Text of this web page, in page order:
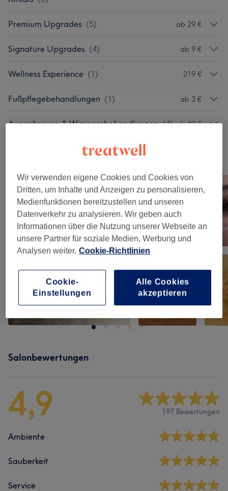
Premium Upgrades (5) ab 29 €
Signature Upgrades (4) ab 9 €
Wellness Experience (1) 219 €
Fußpflegebehandlungen (1) ab 3 €
Augenbrauen & Wimpernbehandlungen (4) ab 30 €
Salonbewertungen
4,9 197 Bewertungen
Ambiente
Sauberkeit
Service
Wir verwenden eigene Cookies und Cookies von
Dritten, um Inhalte und Anzeigen zu personalisieren,
Medienfunktionen bereitzustellen und unseren
Datenverkehr zu analysieren. Wir geben auch
Informationen über die Nutzung unserer Webseite an
unsere Partner für soziale Medien, Werbung und
Analysen weiter. Cookie-Richtlinien
Cookie-
Einstellungen
Alle Cookies
akzeptieren